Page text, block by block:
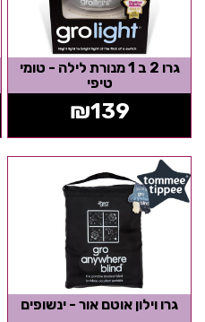
גרו 2 ב 1 מנורת לילה - טומי
טיפי
₪139
גרו וילון אוטם אור - ינשופים